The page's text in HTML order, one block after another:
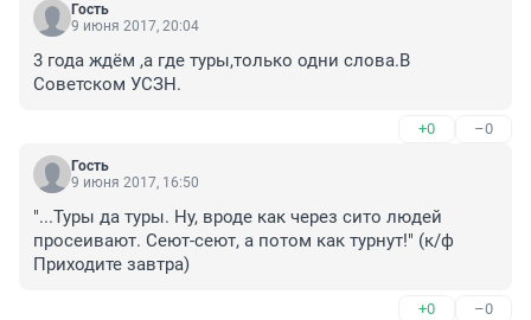
Гость
9 июня 2017, 20:04
3 года ждём ,а где туры,только одни слова.В
Советском УСЗН.
+0 –0
Гость
9 июня 2017, 16:50
"...Туры да туры. Ну, вроде как через сито людей
просеивают. Сеют-сеют, а потом как турнут!" (к/ф
Приходите завтра)
+0 –0